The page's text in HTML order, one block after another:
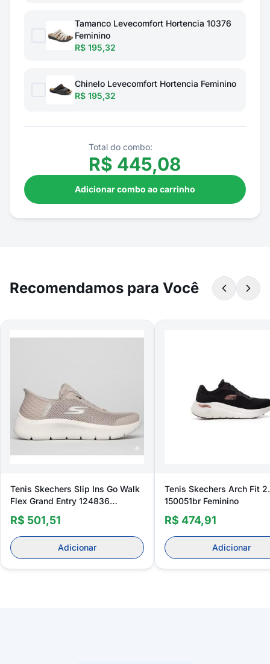
Tamanco Levecomfort Hortencia 10376
Feminino
R$ 195,32
Chinelo Levecomfort Hortencia Feminino
R$ 195,32
Total do combo:
R$ 445,08
Adicionar combo ao carrinho
Recomendamos para Você
Tenis Skechers Slip Ins Go Walk
Flex Grand Entry 124836
Feminino
R$ 501,51
Adicionar
Tenis Skechers Arch Fit
150051br Feminino
R$ 474,91
Adicionar